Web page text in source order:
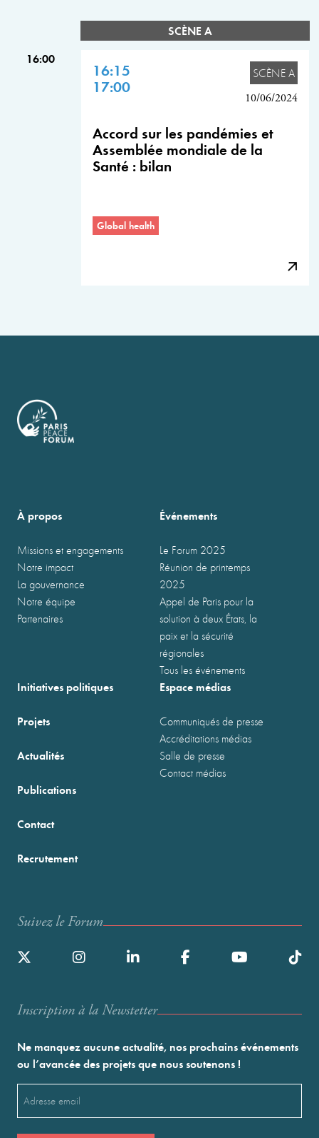
SCÈNE A
16:00
16:15
17:00
SCÈNE A
10/06/2024
Accord sur les pandémies et
Assemblée mondiale de la
Santé : bilan
Global health
À propos
Missions et engagements
Notre impact
La gouvernance
Notre équipe
Partenaires
Événements
Le Forum 2025
Réunion de printemps
2025
Appel de Paris pour la
solution à deux États, la
paix et la sécurité
régionales
Tous les événements
Initiatives politiques
Projets
Actualités
Publications
Espace médias
Communiqués de presse
Accréditations médias
Salle de presse
Contact médias
Contact
Recrutement
Suivez le Forum
Inscription à la Newstetter
Ne manquez aucune actualité, nos prochains événements
ou l’avancée des projets que nous soutenons !
(Nécessaire)